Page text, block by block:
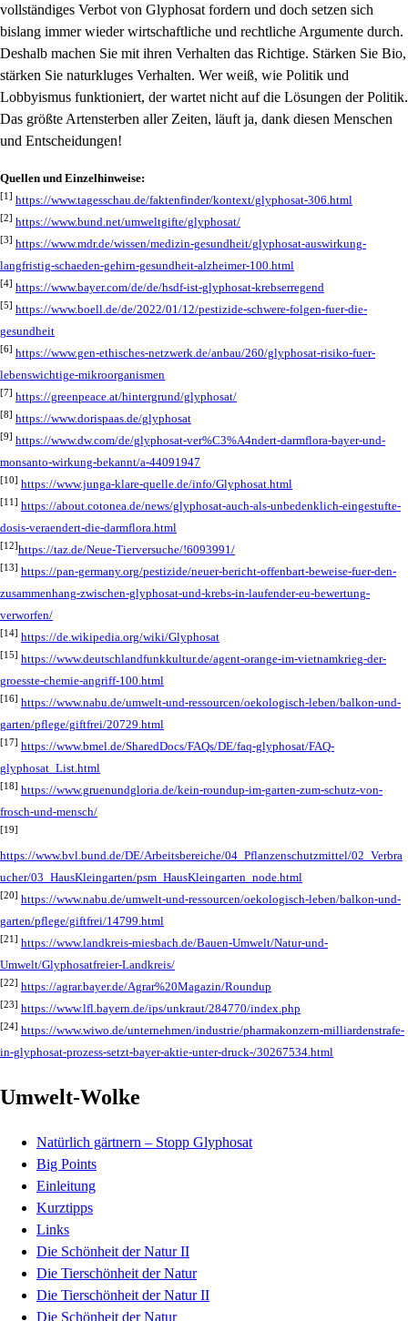
vollständiges Verbot von Glyphosat fordern und doch setzen sich
bislang immer wieder wirtschaftliche und rechtliche Argumente durch.
Deshalb machen Sie mit ihren Verhalten das Richtige. Stärken Sie Bio,
stärken Sie naturkluges Verhalten. Wer weiß, wie Politik und
Lobbyismus funktioniert, der wartet nicht auf die Lösungen der Politik.
Das größte Artensterben aller Zeiten, läuft ja, dank diesen Menschen
und Entscheidungen!
Quellen und Einzelhinweise:
[1] https://www.tagesschau.de/faktenfinder/kontext/glyphosat-306.html
[2] https://www.bund.net/umweltgifte/glyphosat/
[3] https://www.mdr.de/wissen/medizin-gesundheit/glyphosat-auswirkung-
langfristig-schaeden-gehirn-gesundheit-alzheimer-100.html
[4] https://www.bayer.com/de/de/hsdf-ist-glyphosat-krebserregend
[5] https://www.boell.de/de/2022/01/12/pestizide-schwere-folgen-fuer-die-
gesundheit
[6] https://www.gen-ethisches-netzwerk.de/anbau/260/glyphosat-risiko-fuer-
lebenswichtige-mikroorganismen
[7] https://greenpeace.at/hintergrund/glyphosat/
[8] https://www.dorispaas.de/glyphosat
[9] https://www.dw.com/de/glyphosat-ver%C3%A4ndert-darmflora-bayer-und-
monsanto-wirkung-bekannt/a-44091947
[10] https://www.junga-klare-quelle.de/info/Glyphosat.html
[11] https://about.cotonea.de/news/glyphosat-auch-als-unbedenklich-eingestufte-
dosis-veraendert-die-darmflora.html
[12]https://taz.de/Neue-Tierversuche/!6093991/
[13] https://pan-germany.org/pestizide/neuer-bericht-offenbart-beweise-fuer-den-
zusammenhang-zwischen-glyphosat-und-krebs-in-laufender-eu-bewertung-
verworfen/
[14] https://de.wikipedia.org/wiki/Glyphosat
[15] https://www.deutschlandfunkkultur.de/agent-orange-im-vietnamkrieg-der-
groesste-chemie-angriff-100.html
[16] https://www.nabu.de/umwelt-und-ressourcen/oekologisch-leben/balkon-und-
garten/pflege/giftfrei/20729.html
[17] https://www.bmel.de/SharedDocs/FAQs/DE/faq-glyphosat/FAQ-
glyphosat_List.html
[18] https://www.gruenundgloria.de/kein-roundup-im-garten-zum-schutz-von-
frosch-und-mensch/
[19]
https://www.bvl.bund.de/DE/Arbeitsbereiche/04_Pflanzenschutzmittel/02_Verbra
ucher/03_HausKleingarten/psm_HausKleingarten_node.html
[20] https://www.nabu.de/umwelt-und-ressourcen/oekologisch-leben/balkon-und-
garten/pflege/giftfrei/14799.html
[21] https://www.landkreis-miesbach.de/Bauen-Umwelt/Natur-und-
Umwelt/Glyphosatfreier-Landkreis/
[22] https://agrar.bayer.de/Agrar%20Magazin/Roundup
[23] https://www.lfl.bayern.de/ips/unkraut/284770/index.php
[24] https://www.wiwo.de/unternehmen/industrie/pharmakonzern-milliardenstrafe-
in-glyphosat-prozess-setzt-bayer-aktie-unter-druck-/30267534.html
Umwelt-Wolke
Natürlich gärtnern – Stopp Glyphosat
Big Points
Einleitung
Kurztipps
Links
Die Schönheit der Natur II
Die Tierschönheit der Natur
Die Tierschönheit der Natur II
Die Schönheit der Natur